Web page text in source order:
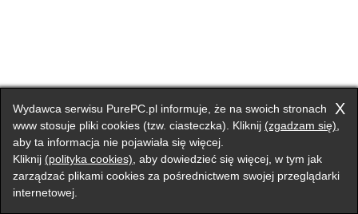
X
Wydawca serwisu PurePC.pl informuje, że na swoich stronach
www stosuje pliki cookies (tzw. ciasteczka). Kliknij (zgadzam się)
aby ta informacja nie pojawiała się więcej.
Kliknij (polityka cookies) , aby dowiedzieć się więcej, w tym jak
zarządzać plikami cookies za pośrednictwem swojej przeglądarki
internetowej.